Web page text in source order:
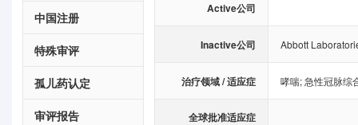
中国注册
特殊审评
孤儿药认定
审评报告
Active公司
Inactive公司 Abbott
治疗领域 / 适应症 哮喘;急性冠脉综
全球批准适应症